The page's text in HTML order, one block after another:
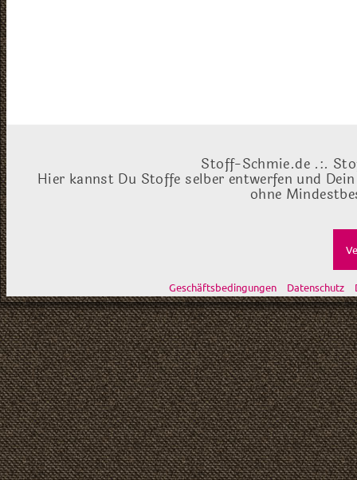
Stoff-Schmie.de .:.
Hier kannst Du Stoffe selber entwerfen und
ohne
Geschäftsbedingungen Datenschutz